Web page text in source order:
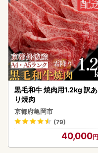
黒毛和牛 焼肉用1.2kg 訳あ
り焼肉
京都府亀岡市
(79)
40,000